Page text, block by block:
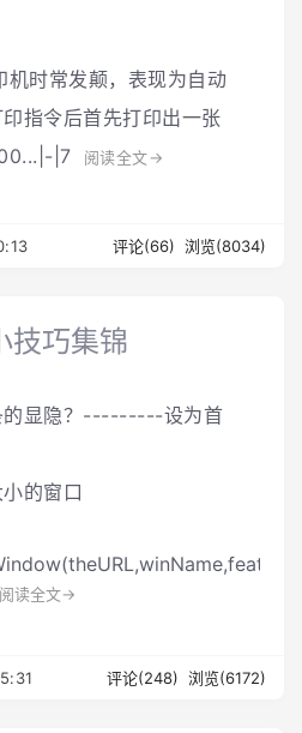
时常发颠，表现为自动
指令后首先打印出一张
|7
阅读全文→
评论(66) 浏览(8034)
技巧集锦
的显隐？---------设为首
的窗口
阅读全文→
评论(248) 浏览(6172)